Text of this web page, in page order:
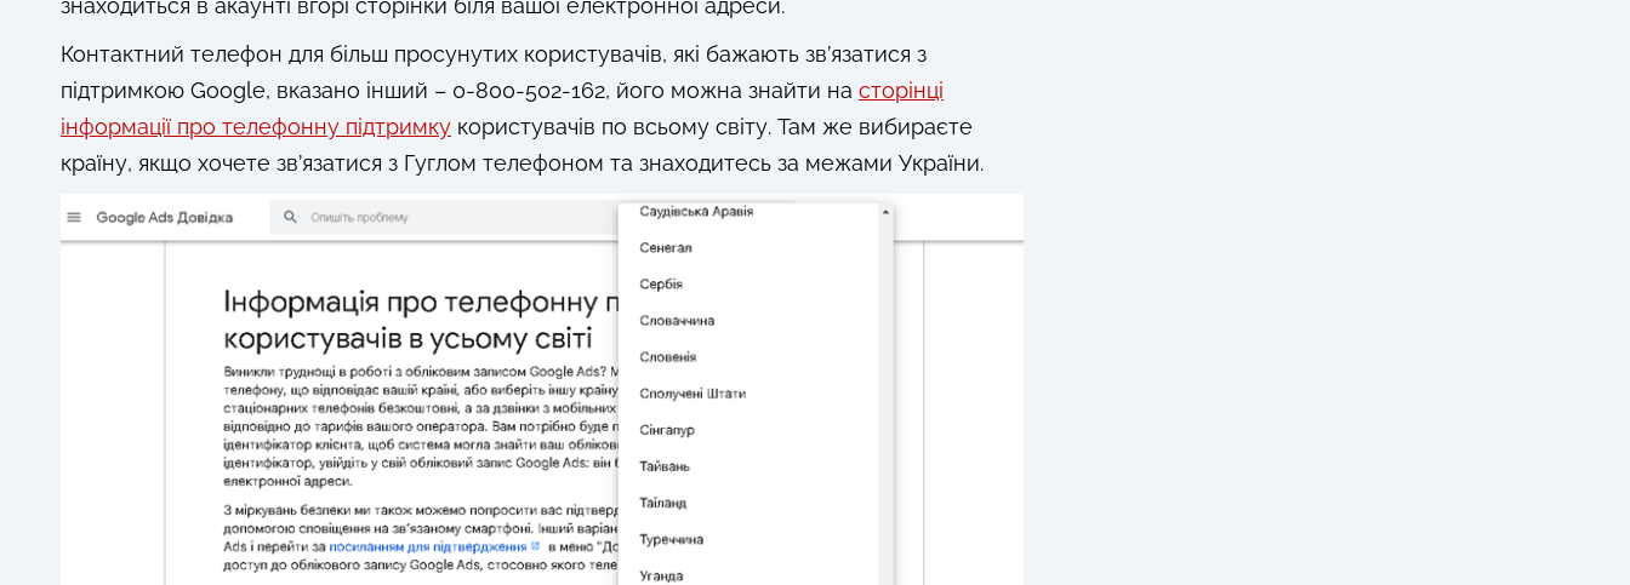
знаходиться в акаунті вгорі сторінки біля вашої електронної адреси.
Контактний телефон для більш просунутих користувачів, які бажають зв’язатися з
підтримкою Google, вказано інший – 0-800-502-162, його можна знайти на сторінці
інформації про телефонну підтримку користувачів по всьому світу. Там же вибираєте
країну, якщо хочете зв’язатися з Гуглом телефоном та знаходитесь за межами України.